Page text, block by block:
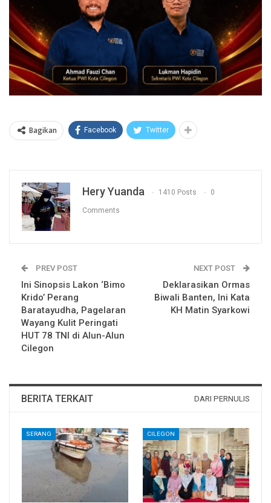
Bagikan Facebook Twitter
Hery Yuanda 1410 Posts 0
Comments
PREV POST
Ini Sinopsis Lakon ‘Bimo
Krido’ Perang
Baratayudha, Pagelaran
Wayang Kulit Peringati
HUT 78 TNI di Alun-Alun
Cilegon
NEXT POST
Deklarasikan Ormas
Biwali Banten, Ini Kata
KH Matin Syarkowi
BERITA TERKAIT DARI PERNULIS
SERANG CILEGON